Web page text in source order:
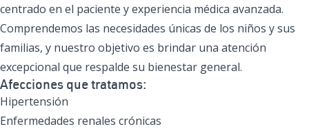
centrado en el paciente y experiencia médica avanzada.
Comprendemos las necesidades únicas de los niños y sus
familias, y nuestro objetivo es brindar una atención
excepcional que respalde su bienestar general.
Afecciones que tratamos:
Hipertensión
Enfermedades renales crónicas